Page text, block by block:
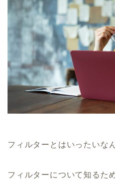
フィルターとはいったいな
フィルターについて知るた